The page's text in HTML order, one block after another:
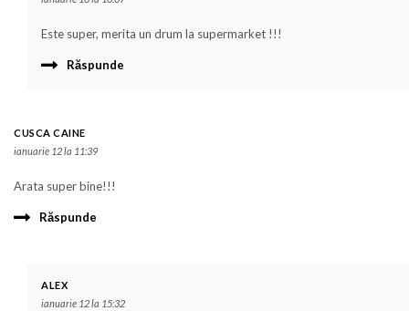
Este super, merita un drum la supermarket !!!
Răspunde
CUSCA CAINE
ianuarie 12 la 11:39
Arata super bine!!!
Răspunde
ALEX
ianuarie 12 la 15:32